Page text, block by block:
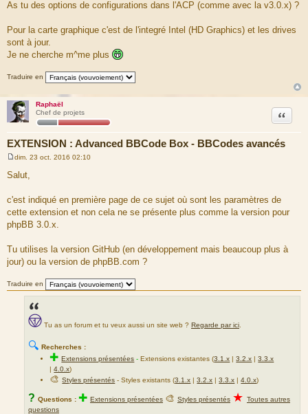
a
g
As tu des options de configurations dans l'ACP (comme avec la v3.0.x) ?
Pour la carte graphique c'est de l'integré Intel (HD Graphics) et les drives
sont à jour.
Je ne cherche m^me plus
Traduire en
Raphaël
Chef de projets
EXTENSION : Advanced BBCode Box - BBCodes avancés
Citation
e
s
g
e
dim. 23 oct. 2016 02:10
Salut,
c'est indiqué en première page de ce sujet où sont les paramètres de
cette extension et non cela ne se présente plus comme la version pour
phpBB 3.0.x.
Tu utilises la version GitHub (en développement mais beaucoup plus à
jour) ou la version de phpBB.com ?
Traduire en
Tu as un forum et tu veux aussi un site web ? Regarde par ici.
🔍 Recherches :
✚Extensions présentées -Extensions existantes (3.1.x |3.2.x |3.3.x
|4.0.x)
🎨Styles présentés - Styles existants (3.1.x |3.2.x |3.3.x |4.0.x)
? Questions : ✚ Extensions présentées 🎨 Styles présentés ★ Toutes autres
questions